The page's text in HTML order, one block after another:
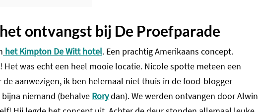
ontvangst bij De Proefparade
het Kimpton De Witt hotel. Een prachtig Amerikaans concept.
Het was echt een heel mooie locatie. Nicole spotte meteen een
aanwezigen, ik ben helemaal niet thuis in de food-blogger
niemand (behalve Rorydan). We werden ontvangen door Alwin